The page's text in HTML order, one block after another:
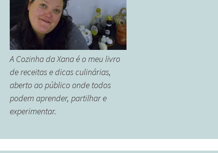
A Cozinha da Xana é o meu livro
de receitas e dicas culinárias,
aberto ao público onde todos
podem aprender, partilhar e
experimentar.